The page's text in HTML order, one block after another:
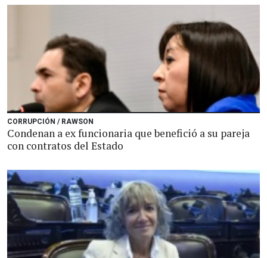
CORRUPCIÓN / RAWSON
Condenan a ex funcionaria que benefició a su pareja
con contratos del Estado